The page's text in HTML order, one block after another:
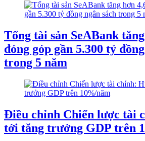
Tổng tài sản SeABank
đóng góp gần 5.300 tỷ
trong 5 năm
Điều chỉnh Chiến lược tài
tới tăng trưởng GDP trên